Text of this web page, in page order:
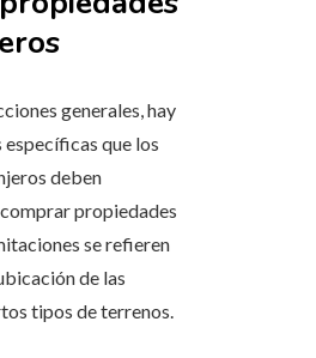
generales, hay
que los
deben
propiedades
se refieren
de las
tipos de terrenos.